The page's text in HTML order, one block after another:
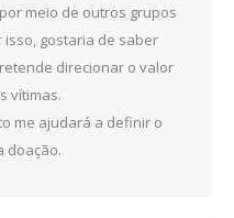
meio de outros grupos
gostaria de saber
direcionar o valor
vítimas.
me ajudará a definir o
doação.